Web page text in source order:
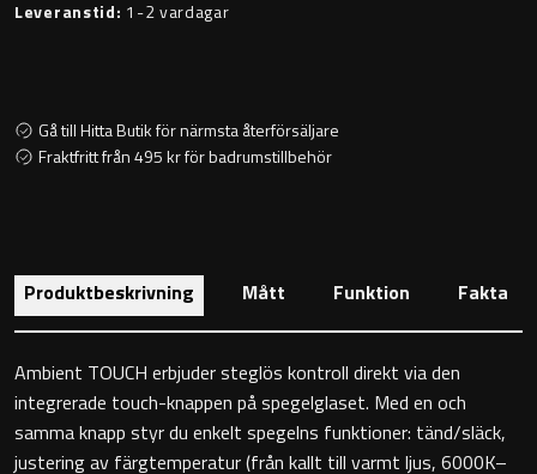
Vägghängd toalettstol
Krokar
Leveranstid: 1-2 vardagar
Gå till Hitta Butik för närmsta återförsäljare
Fraktfritt från 495 kr för badrumstillbehör
Produktbeskrivning Mått Funktion Fakta
Ambient TOUCH erbjuder steglös kontroll direkt via den
integrerade touch-knappen på spegelglaset. Med en och
samma knapp styr du enkelt spegelns funktioner: tänd/släck,
justering av färgtemperatur (från kallt till varmt ljus, 6000K–